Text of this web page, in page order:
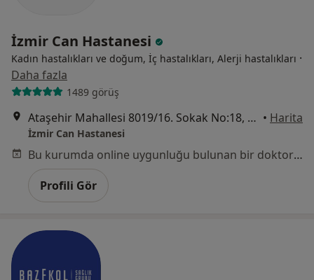
İzmir Can Hastanesi
Kadın hastalıkları ve doğum, İç hastalıkları, Alerji hastalıkları ·
Daha fazla
1489 görüş
Ataşehir Mahallesi 8019/16. Sokak No:18, Çiğli • Harita
İzmir Can Hastanesi
Bu kurumda online uygunluğu bulunan bir doktor veya uzman bulunamadı
Profili Gör